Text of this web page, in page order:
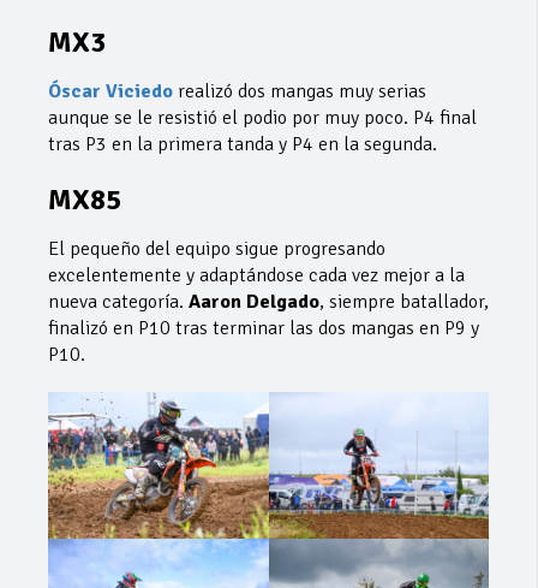
MX3
Óscar Viciedo realizó dos mangas muy serias
aunque se le resistió el podio por muy poco. P4 final
tras P3 en la primera tanda y P4 en la segunda.
MX85
El pequeño del equipo sigue progresando
excelentemente y adaptándose cada vez mejor a la
nueva categoría. Aaron Delgado, siempre batallador,
finalizó en P10 tras terminar las dos mangas en P9 y
P10.